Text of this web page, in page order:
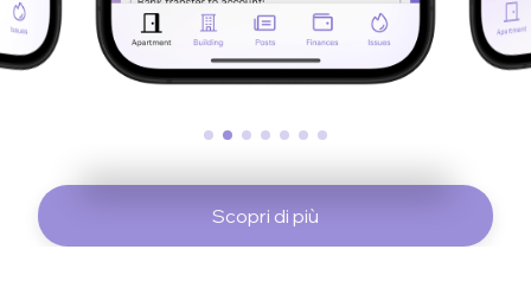
Scopri di più